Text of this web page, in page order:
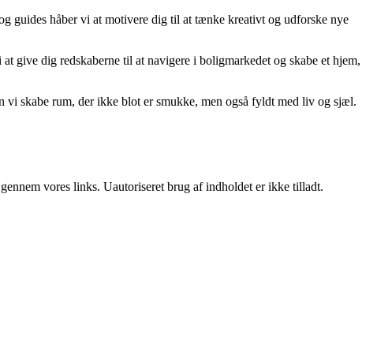
guides håber vi at motivere dig til at tænke kreativt og udforske nye
give dig redskaberne til at navigere i boligmarkedet og skabe et hjem,
skabe rum, der ikke blot er smukke, men også fyldt med liv og sjæl.
vores links. Uautoriseret brug af indholdet er ikke tilladt.